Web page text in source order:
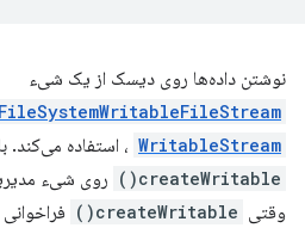
نوشتن داده‌ها روی دیسک از یک شیء
FileSystemWritableFileStream
WritableStream ، استفاده می‌کند.
createWritable()
روی شیء
وقتی createWritable()